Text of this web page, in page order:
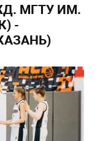
МГТУ ИМ.
-